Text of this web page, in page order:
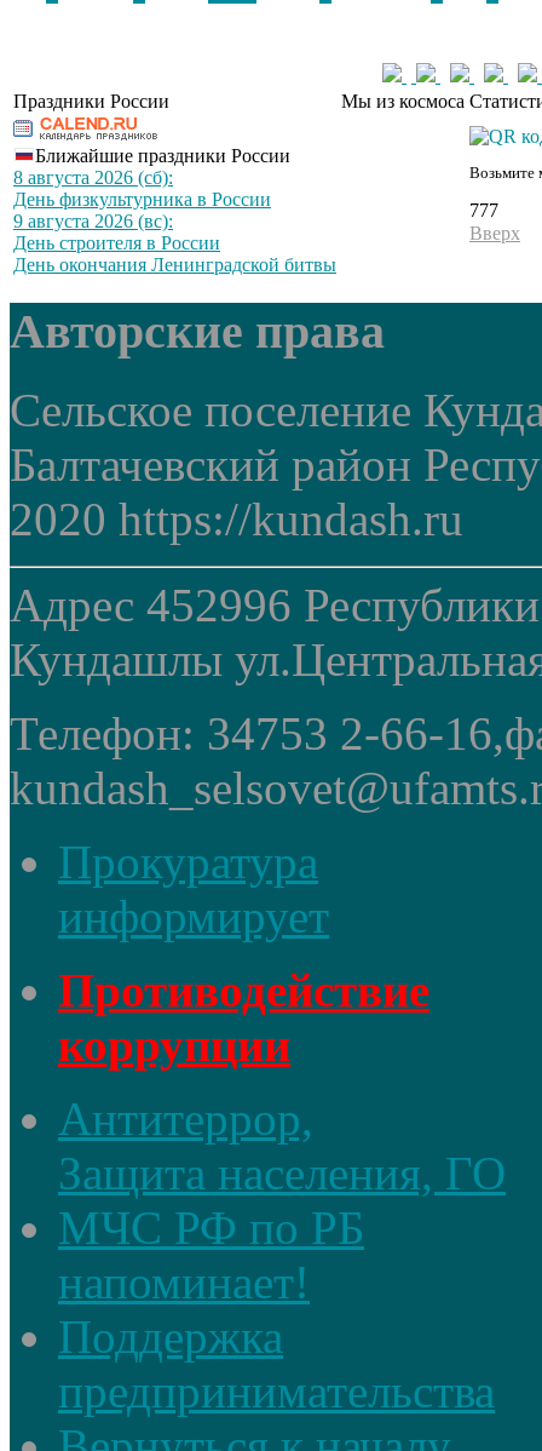
Праздники России Мы из космоса
Ближайшие праздники России
8 августа 2026 (сб):
День физкультурника в России
9 августа 2026 (вс):
День строителя в России
День окончания Ленинградской битвы
Возьмите
777
Вверх
Авторские права
Сельское поселение
Балтачевский район
2020 https://kundash.ru
Адрес 452996
Кундашлы
Телефон: 34753 2-66-
Прокуратура
информирует
Противодействие
коррупции
Антитеррор,
Защита населения, ГО
МЧС РФ по РБ
напоминает!
Поддержка
предпринимательства